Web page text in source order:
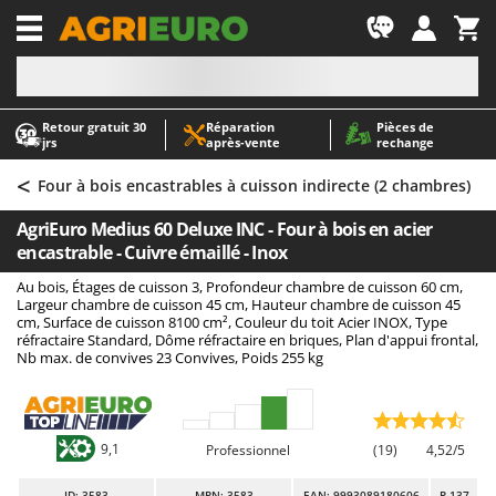
Retour gratuit 30
jrs
Réparation
après‑vente
Pièces de
rechange
-1
A
Abris de jardin
Accessoires pour tracteurs tondeuses autoportés
Aérateurs Scarificateurs pour gazon
Arracheuses de pommes de terre pour tracteur
Aspirateurs - Balais Électriques
Aspirateurs à cendres
Aspirateurs à feuilles sur roues
Aspirateurs Multifonctions
Atomiseurs agricoles pour tracteurs
A
AgriEuro Premium
AgriEuro TOP-LINE
AGT
Aima
Airmec
AL-KO
Alce
Alpina
< Four à bois encastrables à cuisson indirecte (2 chambres)
AgriEuro Medius 60 Deluxe INC - Four à bois en acier
encastrable - Cuivre émaillé - Inox
Au bois, Étages de cuisson 3, Profondeur chambre de cuisson 60 cm,
Largeur chambre de cuisson 45 cm, Hauteur chambre de cuisson 45
cm, Surface de cuisson 8100 cm², Couleur du toit Acier INOX, Type
réfractaire Standard, Dôme réfractaire en briques, Plan d'appui frontal,
Nb max. de convives 23 Convives, Poids 255 kg
9,1 Professionnel (19) 4,52/5